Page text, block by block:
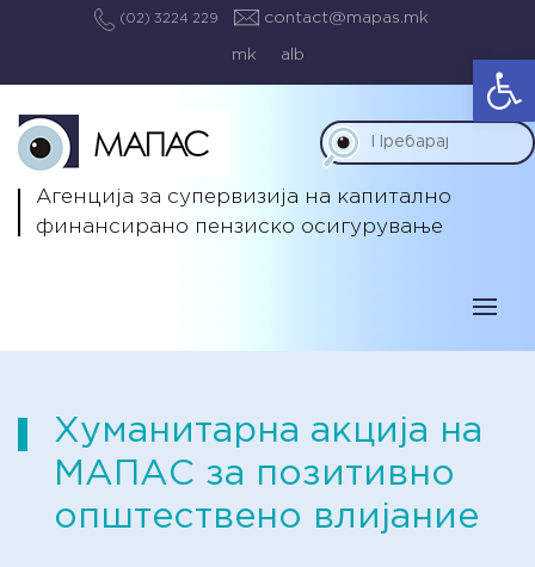
(02) 3224 229 contact@mapas.mk
mk alb
Агенција за супервизија на капитално
финансирано пензиско осигурување
Хуманитарна акција на
МАПАС за позитивно
општествено влијание